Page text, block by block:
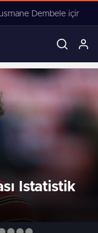
01:08 / Bayern Münih, Ousmane Dembele için harekete geçti! 4 yıllık sözleşme teklifi
Istatistik